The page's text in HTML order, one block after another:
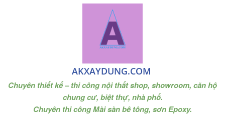
AKXAYDUNG.COM
Chuyên thiết kế – thi công nội thất shop, showroom, căn hộ
chung cư, biệt thự, nhà phố.
Chuyên thi công Mài sàn bê tông, sơn Epoxy.